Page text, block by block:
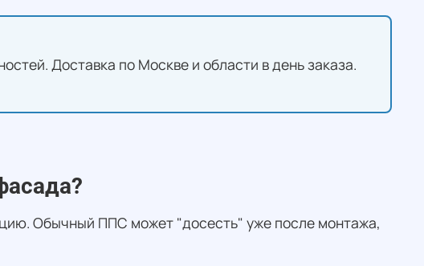
Доставка по Москве и области в день заказа.
Обычный ППС может "досесть" уже после монтажа,